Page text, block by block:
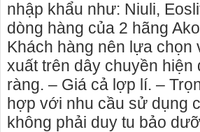
nhập khẩu như: Niuli,
dòng hàng của 2 hãng
Khách hàng nên lựa
xuất trên dây chuyền
ràng. – Giá cả lợp lí. –
hợp với nhu cầu sử dụng
không phải duy tu bảo